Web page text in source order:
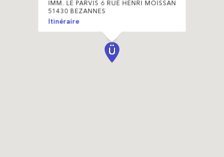
IMM. LE PARVIS 6 RUE HENRI MOISSAN
51430 BEZANNES
Itinéraire